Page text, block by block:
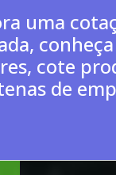
de